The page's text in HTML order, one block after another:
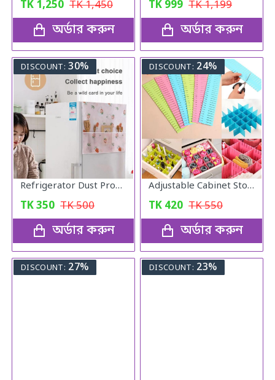
TK 1,250 TK1,450
অর্ডার করুন
TK 999 TK1,199
অর্ডার করুন
DISCOUNT: 30%
Refrigerator Dust Proof Cover
TK350 TK500
অর্ডার করুন
DISCOUNT: 24%
Adjustable Cabinet Storage Divider (6pcs)
TK 420 TK550
অর্ডার করুন
DISCOUNT: 27% DISCOUNT: 23%